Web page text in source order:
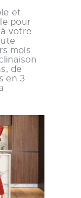
et
pour
votre
mois
de
en 3